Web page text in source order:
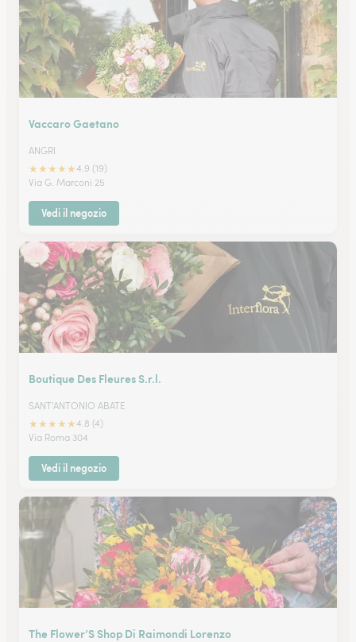
Vaccaro Gaetano
ANGRI
★★★★★4.9 (19)
Via G. Marconi 25
Vedi il negozio
Boutique Des Fleures S.r.l.
SANT'ANTONIO ABATE
★★★★★4.8 (4)
Via Roma 304
Vedi il negozio
The Flower’S Shop Di Raimondi Lorenzo